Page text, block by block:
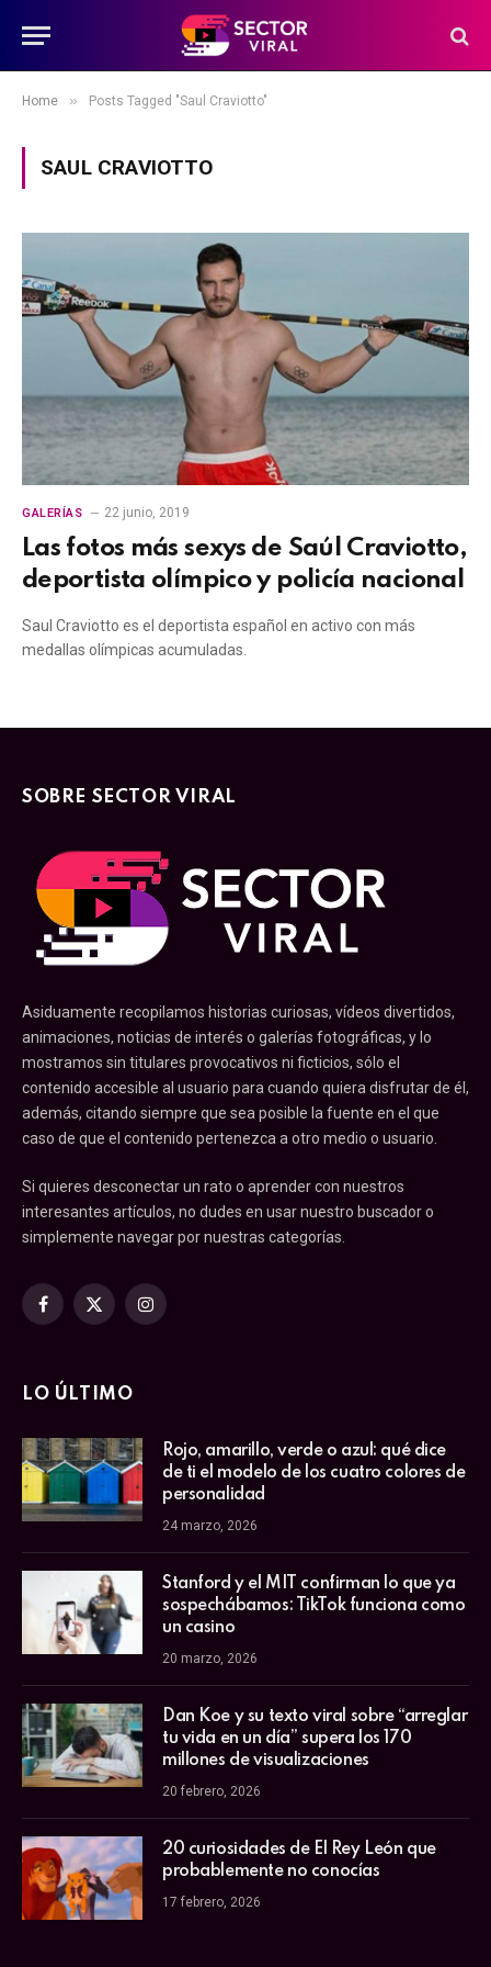
Home » Posts Tagged "Saul Craviotto"
SAUL CRAVIOTTO
GALERÍAS 22 junio, 2019
Las fotos más sexys de Saúl Craviotto,
deportista olímpico y policía nacional
Saul Craviotto es el deportista español en activo con más
medallas olímpicas acumuladas.
SOBRE SECTOR VIRAL
Asiduamente recopilamos historias curiosas, vídeos divertidos,
animaciones, noticias de interés o galerías fotográficas, y lo
mostramos sin titulares provocativos ni ficticios, sólo el
contenido accesible al usuario para cuando quiera disfrutar de él,
además, citando siempre que sea posible la fuente en el que
caso de que el contenido pertenezca a otro medio o usuario.
Si quieres desconectar un rato o aprender con nuestros
interesantes artículos, no dudes en usar nuestro buscador o
simplemente navegar por nuestras categorías.
Facebook
X
Instagram
LO ÚLTIMO
Rojo, amarillo, verde o azul: qué dice
de ti el modelo de los cuatro colores de
personalidad
24 marzo, 2026
Stanford y el MIT confirman lo que ya
sospechábamos: TikTok funciona como
un casino
20 marzo, 2026
Dan Koe y su texto viral sobre “arreglar
tu vida en un día” supera los 170
millones de visualizaciones
20 febrero, 2026
20 curiosidades de El Rey León que
probablemente no conocías
17 febrero, 2026